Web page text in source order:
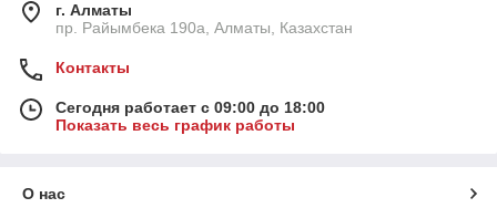
г. Алматы
пр. Райымбека 190а, Алматы, Казахстан
Контакты
Сегодня работает с 09:00 до 18:00
Показать весь график работы
О нас